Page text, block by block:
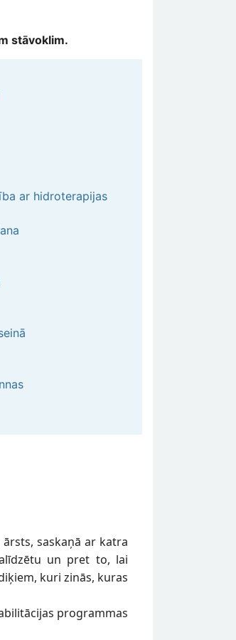
stāvoklim.
ar hidroterapijas
saskaņā ar katra
un pret to, lai
kuri zinās, kuras
programmas